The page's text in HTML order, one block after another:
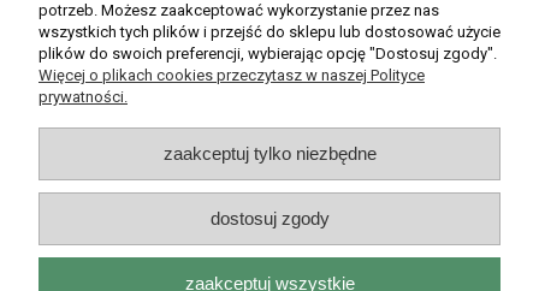
Moje konto
Płatności i dostawa
Informacje
O nas
potrzeb. Możesz zaakceptować wykorzystanie przez nas
wszystkich tych plików i przejść do sklepu lub dostosować użycie
plików do swoich preferencji, wybierając opcję "Dostosuj zgody".
Więcej o plikach cookies przeczytasz w naszej Polityce
prywatności.
zaakceptuj tylko niezbędne
dostosuj zgody
zaakceptuj wszystkie